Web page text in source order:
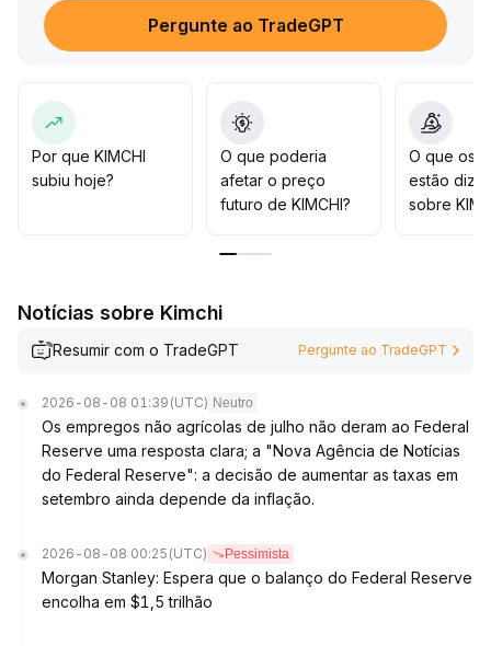
fortes oscilações, sendo necessário cautela quanto ao
risco de retirada de alavancagem elevada
lucros e perdas
A longo prazo, o ecossistema cripto da Coreia do Sul
está amadurecendo rapidamente e, se houver
equilíbrio entre regulamentação e inovação, o KIMCHI
poderá se tornar uma ferramenta estável de reserva de
Recomendação: manter com cautela no curto prazo,
Pergunte ao TradeGPT
Por que KIMCHI
subiu hoje?
O que poderia
afetar o preço
futuro de KIMCHI?
O que os
estão
sobre
Notícias sobre Kimchi
Resumir com o TradeGPT Pergunte ao TradeGPT
2026-08-08 01:39 (UTC) Neutro
Os empregos não agrícolas de julho não deram ao Federal
Reserve uma resposta clara; a "Nova Agência de Notícias
do Federal Reserve": a decisão de aumentar as taxas em
setembro ainda depende da inflação.
2026-08-08 00:25 (UTC) Pessimista
Morgan Stanley: Espera que o balanço do Federal Reserve
encolha em $1,5 trilhão